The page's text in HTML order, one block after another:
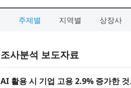
주제별 지역별 상장사
조사분석 보도자료
AI 활용 시 기업 고용 2.9% 증가한